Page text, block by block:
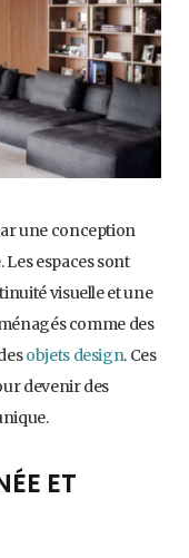
une conception
espaces sont
visuelle et une
comme des
objets design. Ces
devenir des
ET